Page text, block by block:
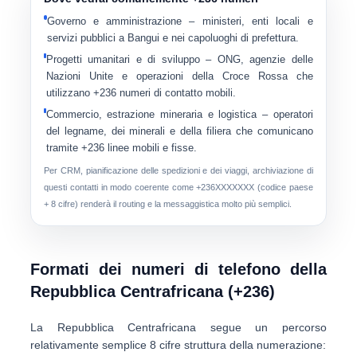
Governo e amministrazione – ministeri, enti locali e
servizi pubblici a Bangui e nei capoluoghi di prefettura.
Progetti umanitari e di sviluppo– ONG, agenzie delle
Nazioni Unite e operazioni della Croce Rossa che
utilizzano +236 numeri di contatto mobili.
Commercio, estrazione mineraria e logistica– operatori
del legname, dei minerali e della filiera che comunicano
tramite +236 linee mobili e fisse.
Per CRM, pianificazione delle spedizioni e dei viaggi, archiviazione di
questi contatti in modo coerente come+236XXXXXXX (codice paese
+ 8 cifre) renderà il routing e la messaggistica molto più semplici.
Formati dei numeri di telefono della
Repubblica Centrafricana (+236)
La Repubblica Centrafricana segue un percorso
relativamente semplice8 cifre struttura della numerazione: